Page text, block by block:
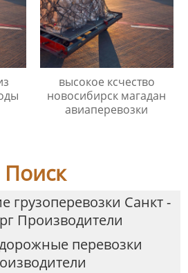
высокое ксчество
новосибирск магадан
авиаперевозки
Поиск
грузоперевозки Санкт -
Производители
перевозки